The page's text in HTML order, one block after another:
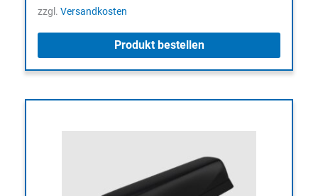
zzgl. Versandkosten
Produkt bestellen